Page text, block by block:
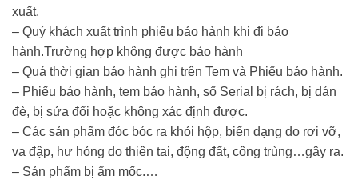
xuất.
– Quý khách xuất trình phiếu bảo hành khi đi bảo
hành.Trường hợp không được bảo hành
– Quá thời gian bảo hành ghi trên Tem và Phiếu bảo hành.
– Phiếu bảo hành, tem bảo hành, số Serial bị rách, bị dán
đè, bị sửa đổi hoặc không xác định được.
– Các sản phẩm đóc bóc ra khỏi hộp, biến dạng do rơi vỡ,
va đập, hư hỏng do thiên tai, động đất, công trùng…gây ra.
– Sản phẩm bị ẩm mốc.…